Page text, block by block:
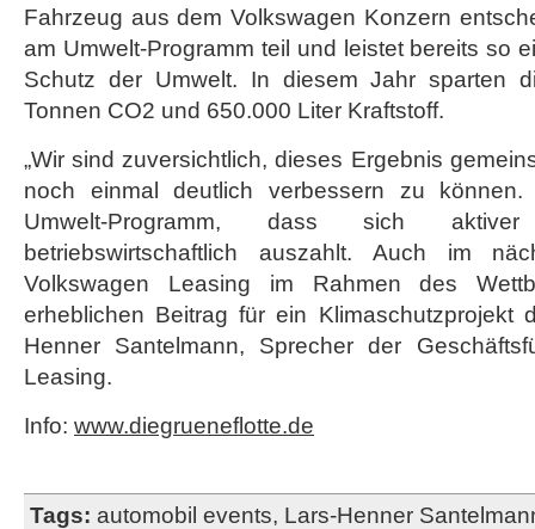
Fahrzeug aus dem Volkswagen Konzern
am Umwelt-Programm teil und leistet bereits so
Schutz der Umwelt. In diesem Jahr sparten
Tonnen CO2 und 650.000 Liter Kraftstoff.
„Wir sind zuversichtlich, dieses Ergebnis
noch einmal deutlich verbessern zu
Umwelt-Programm, dass sich
betriebswirtschaftlich auszahlt. Auch im
Volkswagen Leasing im Rahmen des
erheblichen Beitrag für ein Klimaschutzprojekt
Henner Santelmann, Sprecher der
Leasing.
Info: www.diegrueneflotte.de
Tags: automobil events, Lars-Henner